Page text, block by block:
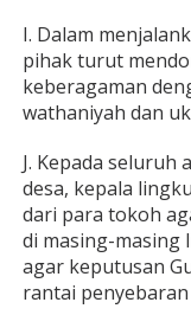
I. Dalam
pihak turut
keberagaman
wathaniyah dan
J. Kepada seluruh
desa, kepala
dari para tokoh
di masing-masing
agar keputusan
rantai